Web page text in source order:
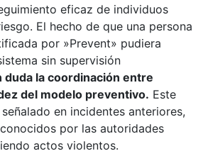
eficaz de individuos
El hecho de que una persona
por »Prevent» pudiera
sin supervisión
duda la coordinación entre
del modelo preventivo. Este
en incidentes anteriores,
por las autoridades
actos violentos.